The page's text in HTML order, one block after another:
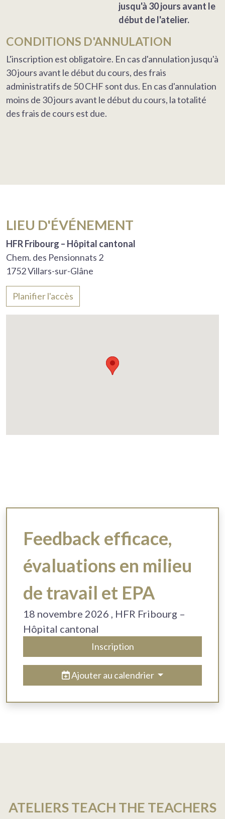
jusqu'à 30 jours avant le
début de l'atelier.
CONDITIONS D'ANNULATION
L'inscription est obligatoire. En cas d'annulation jusqu'à
30 jours avant le début du cours, des frais
administratifs de 50 CHF sont dus. En cas d'annulation
moins de 30 jours avant le début du cours, la totalité
des frais de cours est due.
LIEU D'ÉVÉNEMENT
HFR Fribourg – Hôpital cantonal
Chem. des Pensionnats 2
1752 Villars-sur-Glâne
Planifier l'accès
Feedback efficace,
évaluations en milieu
de travail et EPA
18 novembre 2026
, HFR Fribourg –
Hôpital cantonal
Inscription
Ajouter au calendrier
ATELIERS TEACH THE TEACHERS